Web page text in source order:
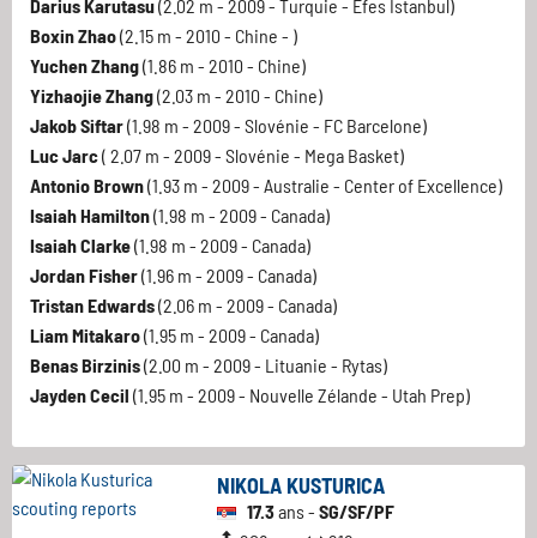
Darius Karutasu(2.02 m - 2009 - Turquie - Efes Istanbul)
Boxin Zhao(2.15 m - 2010 - Chine - )
Yuchen Zhang(1.86 m - 2010 - Chine)
Yizhaojie Zhang(2.03 m - 2010 - Chine)
Jakob Siftar(1.98 m - 2009 - Slovénie - FC Barcelone)
Luc Jarc( 2.07 m - 2009 - Slovénie - Mega Basket)
Antonio Brown(1.93 m - 2009 - Australie - Center of Excellence)
Isaiah Hamilton(1.98 m - 2009 - Canada)
Isaiah Clarke(1.98 m - 2009 - Canada)
Jordan Fisher(1.96 m - 2009 - Canada)
Tristan Edwards(2.06 m - 2009 - Canada)
Liam Mitakaro(1.95 m - 2009 - Canada)
Benas Birzinis(2.00 m - 2009 - Lituanie - Rytas)
Jayden Cecil (1.95 m - 2009 - Nouvelle Zélande - Utah Prep)
NIKOLA KUSTURICA
17.3ans - SG/SF/PF